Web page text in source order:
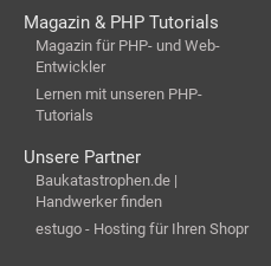
Magazin & PHP Tutorials
Magazin für PHP- und Web-
Entwickler
Lernen mit unseren PHP-
Tutorials
Unsere Partner
Baukatastrophen.de |
Handwerker finden
estugo - Hosting für Ihren Shopr